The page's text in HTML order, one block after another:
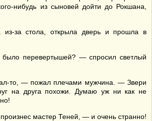
нибудь из сыновей дойти до Рокшана,
за стола, открыла дверь и прошла в
было перевертышей? — спросил светлый
то, — пожал плечами мужчина. — Звери
на друга похожи. Думаю уж ни как не
мастер Теней, — и очень странно!